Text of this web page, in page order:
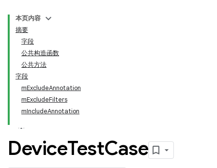
本页内容
摘要
字段
公共构造函数
公共方法
字段
mExcludeAnnotation
mExcludeFilters
mIncludeAnnotation
DeviceTestCase